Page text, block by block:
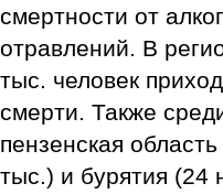
смертности от
отравлений. В
тыс. человек
смерти. Также
пензенская
тыс.) и бурятия (24